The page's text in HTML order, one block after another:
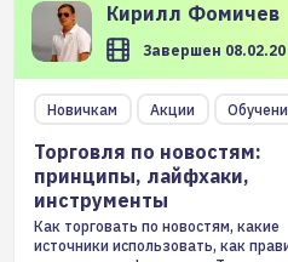
Кирилл Фомичев
Завершен 08.02.20
Новичкам Акции
Торговля по новостям:
принципы, лайфхаки,
инструменты
Как торговать по новостям, какие
источники использовать, как